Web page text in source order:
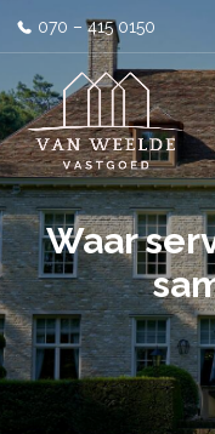
070 – 415 0150
Waar